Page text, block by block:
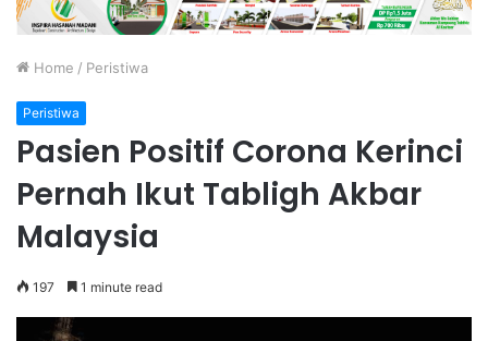
Home / Peristiwa
Peristiwa
Pasien Positif Corona Kerinci
Pernah Ikut Tabligh Akbar
Malaysia
197 1 minute read